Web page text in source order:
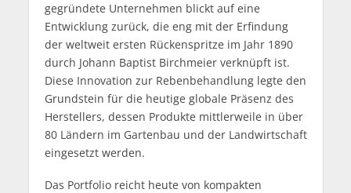
gegründete Unternehmen blickt auf eine
Entwicklung zurück, die eng mit der Erfindung
der weltweit ersten Rückenspritze im Jahr 1890
durch Johann Baptist Birchmeier verknüpft ist.
Diese Innovation zur Rebenbehandlung legte den
Grundstein für die heutige globale Präsenz des
Herstellers, dessen Produkte mittlerweile in über
80 Ländern im Gartenbau und der Landwirtschaft
eingesetzt werden.
Das Portfolio reicht heute von kompakten